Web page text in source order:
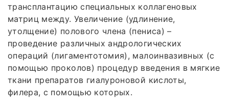
трансплантацию специальных коллагеновых
матриц между. Увеличение (удлинение,
утолщение) полового члена (пениса) –
проведение различных андрологических
операций (лигаментотомия), малоинвазивных (с
помощью проколов) процедур введения в мягкие
ткани препаратов гиалуроновой кислоты,
филера, с помощью которых.